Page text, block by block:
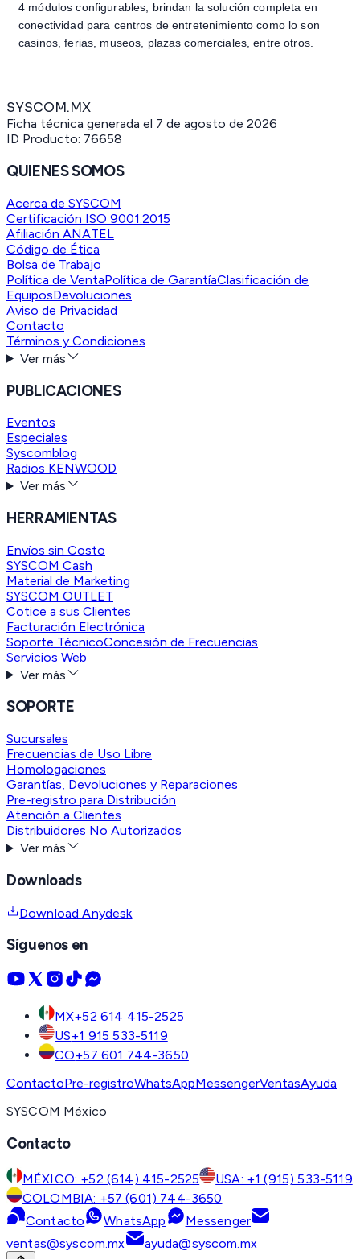
4 módulos configurables, brindan la solución completa en
conectividad para centros de entretenimiento como lo son
casinos, ferias, museos, plazas comerciales, entre otros.
SYSCOM.MX
Ficha técnica generada el 7 de agosto de 2026
ID Producto: 76658
QUIENES SOMOS
Acerca de SYSCOM
Certificación ISO 9001:2015
Afiliación ANATEL
Código de Ética
Bolsa de Trabajo
Política de VentaPolítica de GarantíaClasificación de
EquiposDevoluciones
Aviso de Privacidad
Contacto
Términos y Condiciones
Ver más
PUBLICACIONES
Eventos
Especiales
Syscomblog
Radios KENWOOD
Ver más
HERRAMIENTAS
Envíos sin Costo
SYSCOM Cash
Material de Marketing
SYSCOM OUTLET
Cotice a sus Clientes
Facturación Electrónica
Soporte TécnicoConcesión de Frecuencias
Servicios Web
Ver más
SOPORTE
Sucursales
Frecuencias de Uso Libre
Homologaciones
Garantías, Devoluciones y Reparaciones
Pre-registro para Distribución
Atención a Clientes
Distribuidores No Autorizados
Ver más
Downloads
Download Anydesk
Síguenos en
MX+52 614 415-2525
US+1 915 533-5119
CO+57 601 744-3650
ContactoPre-registroWhatsAppMessengerVentasAyuda
SYSCOM México
Contacto
MÉXICO: +52 (614) 415-2525
USA: +1 (915) 533-5119
COLOMBIA: +57 (601) 744-3650
Contacto
WhatsApp
Messenger
ventas@syscom.mx
ayuda@syscom.mx